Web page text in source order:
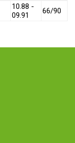
10.88 -
09.91
66/90